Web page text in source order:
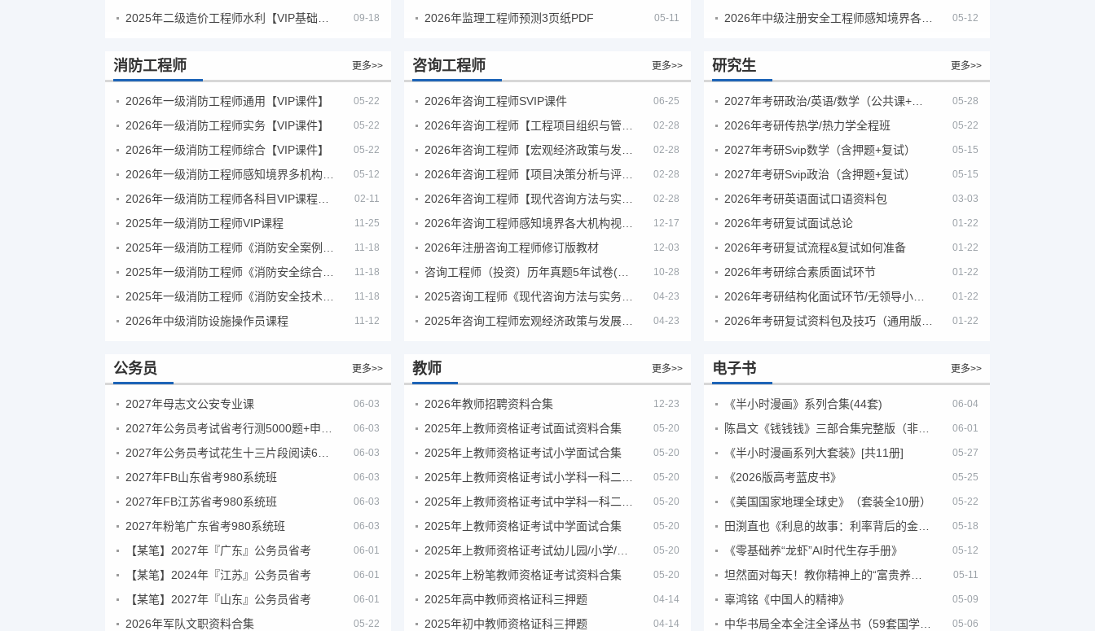
09-18 2026年监理工程师预测3页纸PDF 05-11 2026年中级注册安全工程师感知境界各大机构课程 05-12
消防工程师 更多>>
2026年一级消防工程师通用【VIP课件】 05-22
2026年一级消防工程师实务【VIP课件】 05-22
2026年一级消防工程师综合【VIP课件】 05-22
05-12
02-11
2025年一级消防工程师VIP课程 11-25
11-18
11-18
11-18
2026年中级消防设施操作员课程 11-12
咨询工程师 更多>>
2026年咨询工程师SVIP课件 06-25
02-28
02-28
02-28
02-28
12-17
2026年注册咨询工程师修订版教材 12-03
10-28
04-23
04-23
研究生 更多>>
2027年考研政治/英语/数学（公共课+专业课） 05-28
2026年考研传热学/热力学全程班 05-22
2027年考研Svip数学（含押题+复试） 05-15
2027年考研Svip政治（含押题+复试） 05-15
2026年考研英语面试口语资料包 03-03
2026年考研复试面试总论 01-22
2026年考研复试流程&复试如何准备 01-22
2026年考研综合素质面试环节 01-22
2026年考研结构化面试环节/无领导小组面试环节/面试技巧及简历书写 01-22
01-22
公务员 更多>>
2027年母志文公安专业课 06-03
06-03
06-03
2027年FB山东省考980系统班 06-03
2027年FB江苏省考980系统班 06-03
2027年粉笔广东省考980系统班 06-03
【某笔】2027年『广东』公务员省考 06-01
【某笔】2024年『江苏』公务员省考 06-01
【某笔】2027年『山东』公务员省考 06-01
2026年军队文职资料合集 05-22
教师 更多>>
2026年教师招聘资料合集 12-23
2025年上教师资格证考试面试资料合集 05-20
2025年上教师资格证考试小学面试合集 05-20
05-20
05-20
2025年上教师资格证考试中学面试合集 05-20
05-20
2025年上粉笔教师资格证考试资料合集 05-20
2025年高中教师资格证科三押题 04-14
2025年初中教师资格证科三押题 04-14
电子书 更多>>
《半小时漫画》系列合集(44套) 06-04
陈昌文《钱钱钱》三部合集完整版（非出版书籍） 06-01
《半小时漫画系列大套装》[共11册] 05-27
《2026版高考蓝皮书》 05-25
《美国国家地理全球史》（套装全10册） 05-22
田渕直也《利息的故事：利率背后的金融世界》 05-18
《零基础养“龙虾”AI时代生存手册》 05-12
05-11
辜鸿铭《中国人的精神》 05-09
中华书局全本全注全译丛书（59套国学经典） 05-06